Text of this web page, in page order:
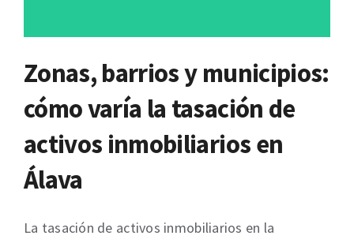
Zonas, barrios y municipios:
cómo varía la tasación de
activos inmobiliarios en
Álava
La tasación de activos inmobiliarios en la